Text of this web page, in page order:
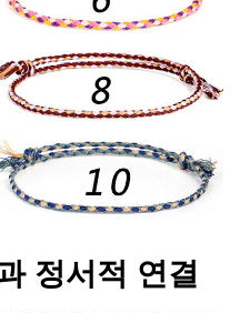
정서적 연결